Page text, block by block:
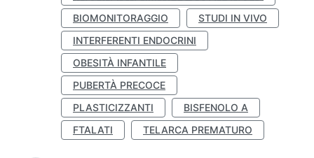
BIOMONITORAGGIO
STUDI IN VIVO
INTERFERENTI ENDOCRINI
OBESITÀ INFANTILE
PUBERTÀ PRECOCE
PLASTICIZZANTI
BISFENOLO A
FTALATI
TELARCA PREMATURO